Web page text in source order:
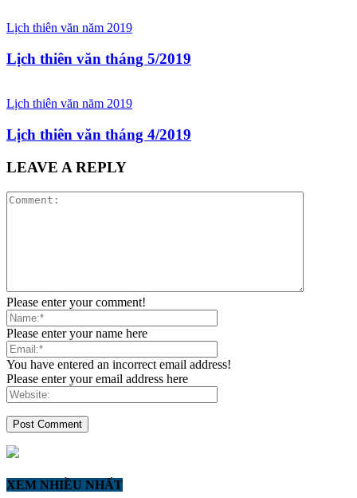
Lịch thiên văn năm 2019
Lịch thiên văn tháng 5/2019
Lịch thiên văn năm 2019
Lịch thiên văn tháng 4/2019
LEAVE A REPLY
Please enter your comment!
Please enter your name here
You have entered an incorrect email address!
Please enter your email address here
XEM NHIỀU NHẤT